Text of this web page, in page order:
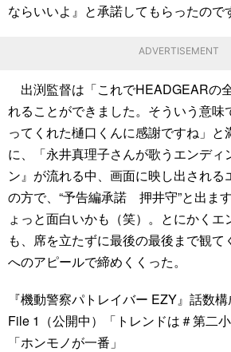
ならいいよ』と承諾してもらったので
ADVERTISEMENT
出渕監督は「これでHEADGEARの
れることができました。そういう意味
ってくれた樋口くんに感謝ですね」と
に、「永井真理子さんが歌うエンディ
ン』が流れる中、画面に映し出される
の方で、“予告編承諾 押井守”と出ま
ょっと面白いかも（笑）。とにかくエ
も、席を立たずに最後の最後まで観て
へのアピールで締めくくった。
『機動警察パトレイバー EZY』話数
File 1（公開中）「トレンドは＃第二
「ホンモノが一番」